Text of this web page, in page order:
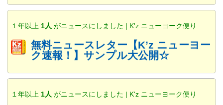
１年以上 1人 がニュースにしました | K'z ニューヨーク便り
無料ニュースレター【K’z ニューヨー
ク速報！】サンプル大公開☆
１年以上 1人 がニュースにしました | K'z ニューヨーク便り